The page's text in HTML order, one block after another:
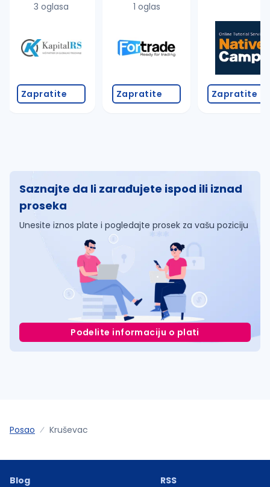
3 oglasa
Zapratite
1 oglas
Zapratite Zapratite
Saznajte da li zarađujete ispod ili iznad
proseka
Unesite iznos plate i pogledajte prosek za vašu poziciju
Podelite informaciju o plati
Posao Kruševac
Blog
RSS